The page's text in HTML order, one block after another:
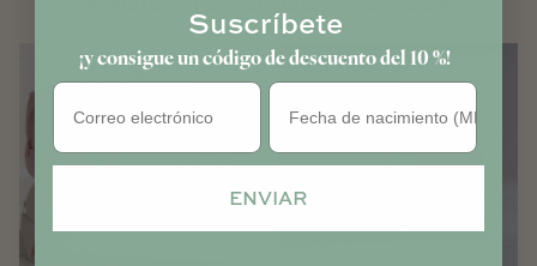
Suscríbete
¡y consigue un código de descuento del 10 %!
Cumpleaños
ENVIAR